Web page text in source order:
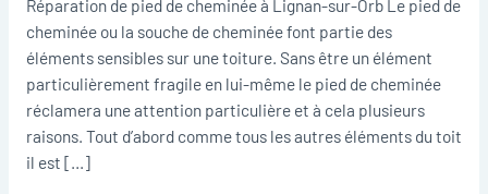
Réparation de pied de cheminée à Lignan-sur-Orb Le pied de
cheminée ou la souche de cheminée font partie des
éléments sensibles sur une toiture. Sans être un élément
particulièrement fragile en lui-même le pied de cheminée
réclamera une attention particulière et à cela plusieurs
raisons. Tout d’abord comme tous les autres éléments du toit
il est […]
Orb